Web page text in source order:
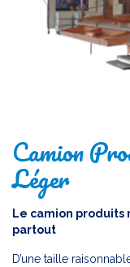
Camion
Léger
Le camion
partout
D’une taille